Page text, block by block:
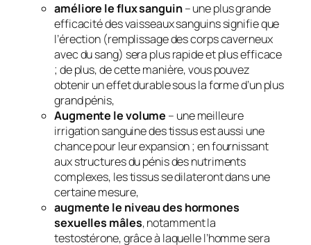
améliore le flux sanguin– une plus grande
efficacité des vaisseaux sanguins signifie que
l’érection (remplissage des corps caverneux
avec du sang) sera plus rapide et plus efficace
; de plus, de cette manière, vous pouvez
obtenir un effet durable sous la forme d’un plus
grand pénis,
Augmente le volume – une meilleure
irrigation sanguine des tissus est aussi une
chance pour leur expansion ; en fournissant
aux structures du pénis des nutriments
complexes, les tissus se dilateront dans une
certaine mesure,
augmente le niveau des hormones
sexuelles mâles, notamment la
testostérone, grâce à laquelle l’homme sera